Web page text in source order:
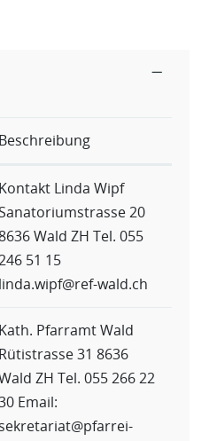
Beschreibung
Link wird in einem neuen
Kontakt Linda Wipf
20
Wald ZH Tel. 055
51 15
linda.wipf@ref-wald.ch
Link wird in einem neuen
Kath. Pfarramt Wald
Rütistrasse 31 8636
ZH Tel. 055 266 22
Email:
sekretariat@pfarrei-